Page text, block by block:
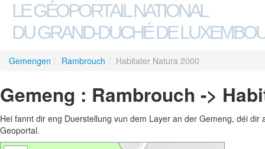
LE GÉOPORTAIL NATIONAL
DU GRAND-DUCHÉ DE
Gemengen / Rambrouch / Habitater Natura 2000
Gemeng : Rambrouch ->
Hei fannt dir eng Duerstellung vun dem Layer an der Gemeng, déi
Geoportal.